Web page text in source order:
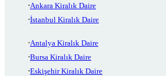
Ankara Kiralık Daire
İstanbul Kiralık Daire
Antalya Kiralık Daire
Bursa Kiralık Daire
Eskişehir Kiralık Daire